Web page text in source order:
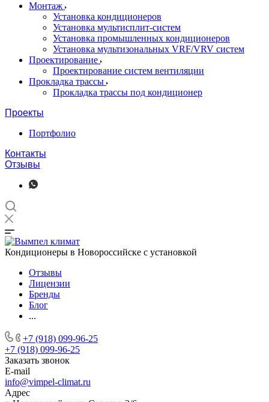
Монтаж
Установка кондиционеров
Установка мультисплит-систем
Установка промышленных кондиционеров
Установка мультизональных VRF/VRV систем
Проектирование
Проектирование систем вентиляции
Прокладка трассы
Прокладка трассы под кондиционер
Проекты
Портфолио
Контакты
Отзывы
Кондиционеры в Новороссийске с установкой
Отзывы
Лицензии
Бренды
Блог
...
+7 (918) 099-96-25
+7 (918) 099-96-25
Заказать звонок
E-mail
info@vimpel-climat.ru
Адрес